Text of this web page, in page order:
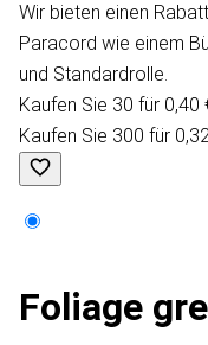
Wir bieten einen
Paracord wie einem
und Standardrolle.
Kaufen Sie 30 für 0,40
Kaufen Sie 300 für
Foliage